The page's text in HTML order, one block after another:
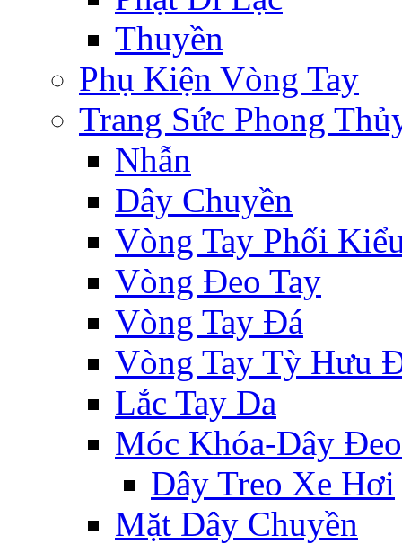
Thuyền
Phụ Kiện Vòng Tay
Trang Sức Phong
Nhẫn
Dây Chuyền
Vòng Tay Phối
Vòng Đeo Tay
Vòng Tay Đá
Vòng Tay Tỳ Hưu
Lắc Tay Da
Móc Khóa-Dây Đeo
Dây Treo Xe Hơi
Mặt Dây Chuyền